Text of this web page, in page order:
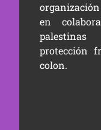
en
palestinas
protección
colon.